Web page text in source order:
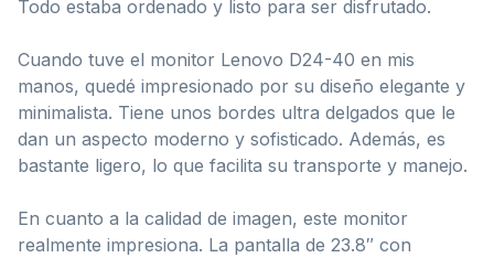
Todo estaba ordenado y listo para ser disfrutado.
Cuando tuve el monitor Lenovo D24-40 en mis
manos, quedé impresionado por su diseño elegante y
minimalista. Tiene unos bordes ultra delgados que le
dan un aspecto moderno y sofisticado. Además, es
bastante ligero, lo que facilita su transporte y manejo.
En cuanto a la calidad de imagen, este monitor
realmente impresiona. La pantalla de 23.8″ con